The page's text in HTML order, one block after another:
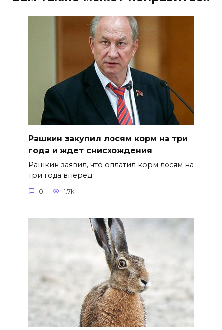
Рашкин закупил лосям корм на три
года и ждет снисхождения
Рашкин заявил, что оплатил корм лосям на
три года вперед
0 1.7k.